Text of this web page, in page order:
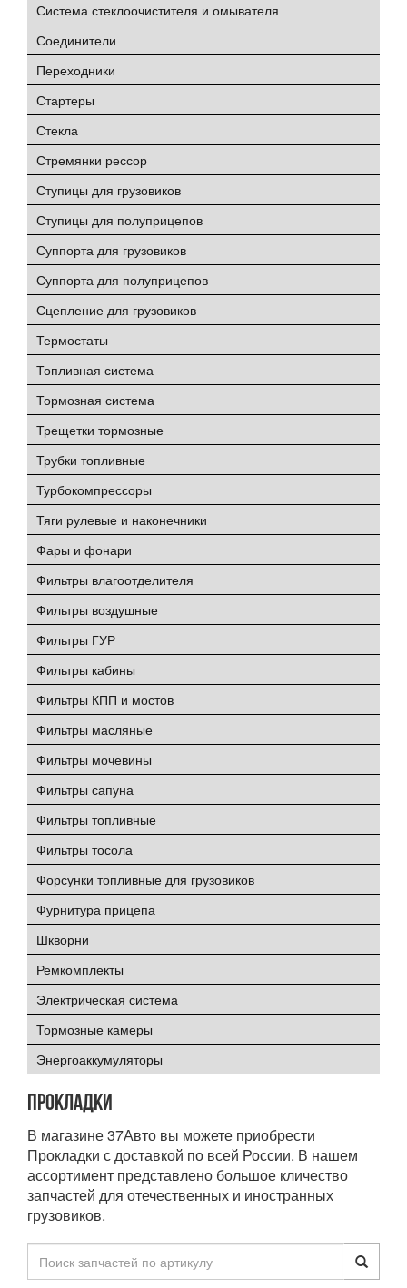
Система стеклоочистителя и омывателя
Соединители
Переходники
Стартеры
Стекла
Стремянки рессор
Ступицы для грузовиков
Ступицы для полуприцепов
Суппорта для грузовиков
Суппорта для полуприцепов
Сцепление для грузовиков
Термостаты
Топливная система
Тормозная система
Трещетки тормозные
Трубки топливные
Турбокомпрессоры
Тяги рулевые и наконечники
Фары и фонари
Фильтры влагоотделителя
Фильтры воздушные
Фильтры ГУР
Фильтры кабины
Фильтры КПП и мостов
Фильтры масляные
Фильтры мочевины
Фильтры сапуна
Фильтры топливные
Фильтры тосола
Форсунки топливные для грузовиков
Фурнитура прицепа
Шкворни
Ремкомплекты
Электрическая система
Тормозные камеры
Энергоаккумуляторы
Прокладки
В магазине 37Авто вы можете приобрести
Прокладки с доставкой по всей России. В нашем
ассортимент представлено большое кличество
запчастей для отечественных и иностранных
грузовиков.